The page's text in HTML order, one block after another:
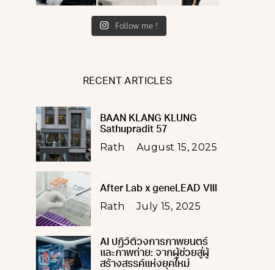
Follow me !
RECENT ARTICLES
BAAN KLANG KLUNG
Sathupradit 57
Rath August 15, 2025
After Lab x geneLEAD VIII
Rath July 15, 2025
AI ปฏิวัติวงการภาพยนตร์
และภาพถ่าย: จากผู้ช่วยสู่ผู้
สร้างสรรค์แห่งยุคใหม่